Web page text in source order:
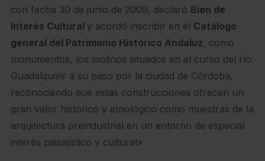
con fecha 30 de junio de 2009, declaró Bien de
Interés Cultural y acordó inscribir en el Catálogo
general del Patrimonio Histórico Andaluz, como
monumentos, los molinos situados en el curso del río
Guadalquivir a su paso por la ciudad de Córdoba,
reconociendo que estas construcciones ofrecen un
gran valor histórico y etnológico como muestras de la
arquitectura preindustrial en un entorno de especial
interés paisajístico y cultural»